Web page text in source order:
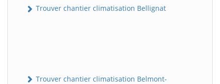
Trouver chantier climatisation Bellignat
Trouver chantier climatisation Belmont-